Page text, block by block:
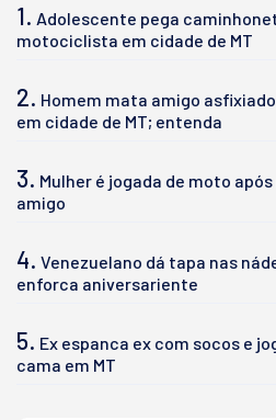
1. Adolescente pega
motociclista em cidade de MT
2. Homem mata amigo
em cidade de MT; entenda
3. Mulher é jogada de moto
amigo
4. Venezuelano dá tapa nas
enforca aniversariente
5. Ex espanca ex com socos e
cama em MT